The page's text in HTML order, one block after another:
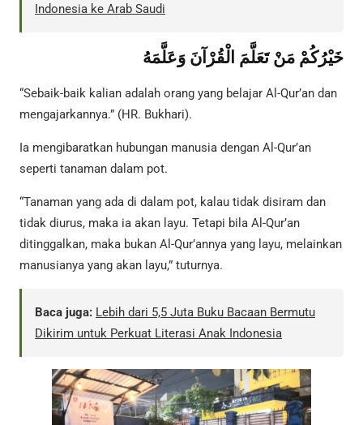
Indonesia ke Arab Saudi
خَيْرُكُمْ مَنْ تَعَلَّمَ الْقُرْآنَ وَعَلَّمَهُ
“Sebaik-baik kalian adalah orang yang belajar Al-Qur’an dan
mengajarkannya.” (HR. Bukhari).
Ia mengibaratkan hubungan manusia dengan Al-Qur’an
seperti tanaman dalam pot.
“Tanaman yang ada di dalam pot, kalau tidak disiram dan
tidak diurus, maka ia akan layu. Tetapi bila Al-Qur’an
ditinggalkan, maka bukan Al-Qur’annya yang layu, melainkan
manusianya yang akan layu,” tuturnya.
Baca juga: Lebih dari 5,5 Juta Buku Bacaan Bermutu
Dikirim untuk Perkuat Literasi Anak Indonesia